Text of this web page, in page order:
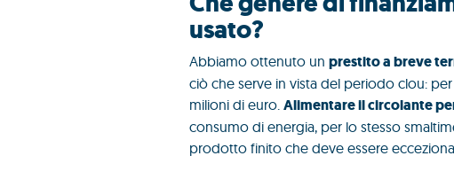
usato?
Abbiamo ottenuto un prestito a breve
ciò che serve in vista del periodo clou:
milioni di euro. Alimentare il circolante
consumo di energia, per lo stesso
prodotto finito che deve essere